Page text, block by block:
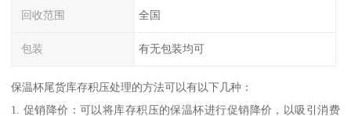
回收范围 全国
包装 有无包装均可
保温杯尾货库存积压处理的方法可以有以下几种：
1. 促销降价：可以将库存积压的保温杯进行促销降价，以吸引消费